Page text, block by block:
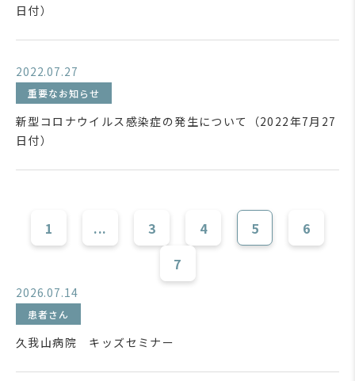
日付）
2022.07.27
重要なお知らせ
新型コロナウイルス感染症の発生について（2022年7月27
日付）
1 ... 3 4 5
6
7
2026.07.14
患者さん
久我山病院 キッズセミナー